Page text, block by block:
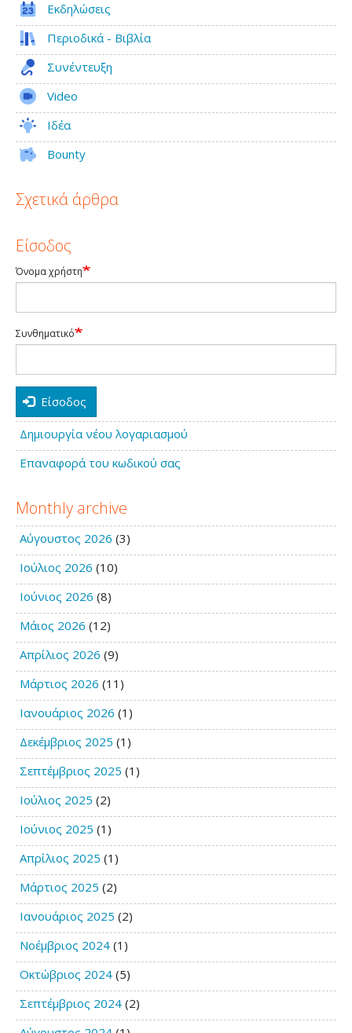
Εκδηλώσεις
Περιοδικά - Βιβλία
Συνέντευξη
Video
Ιδέα
Bounty
Σχετικά άρθρα
Είσοδος
Όνομα χρήστη
Συνθηματικό
Είσοδος
Δημιουργία νέου λογαριασμού
Επαναφορά του κωδικού σας
Monthly archive
Αύγουστος 2026 (3)
Ιούλιος 2026 (10)
Ιούνιος 2026 (8)
Μάιος 2026 (12)
Απρίλιος 2026 (9)
Μάρτιος 2026 (11)
Ιανουάριος 2026 (1)
Δεκέμβριος 2025 (1)
Σεπτέμβριος 2025 (1)
Ιούλιος 2025 (2)
Ιούνιος 2025 (1)
Απρίλιος 2025 (1)
Μάρτιος 2025 (2)
Ιανουάριος 2025 (2)
Νοέμβριος 2024 (1)
Οκτώβριος 2024 (5)
Σεπτέμβριος 2024 (2)